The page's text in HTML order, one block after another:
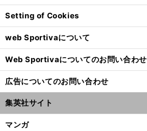
Setting of Cookies
web Sportivaについて
Web Sportivaについてのお問い合わせ
広告についてのお問い合わせ
集英社サイト
マンガ